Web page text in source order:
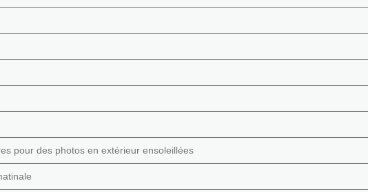
pour des photos en extérieur ensoleillées